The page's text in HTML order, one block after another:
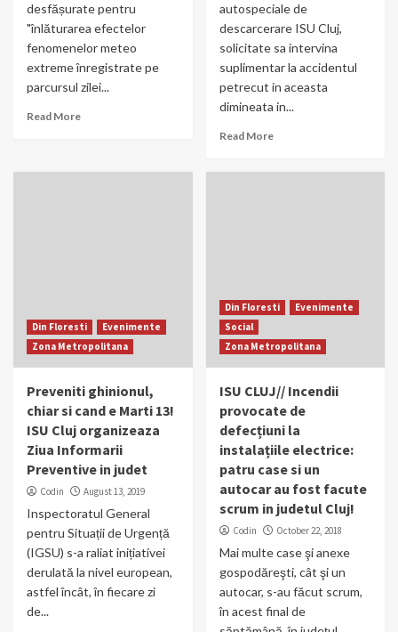
desfășurate pentru
"înlăturarea efectelor
fenomenelor meteo
extreme înregistrate pe
parcursul zilei...
Read More
autospeciale de
descarcerare ISU Cluj,
solicitate sa intervina
suplimentar la accidentul
petrecut in aceasta
dimineata in...
Read More
Din Floresti
Evenimente
Zona Metropolitana
Preveniti ghinionul,
chiar si cand e Marti 13!
ISU Cluj organizeaza
Ziua Informarii
Preventive in judet
Codin August 13, 2019
Inspectoratul General
pentru Situații de Urgență
(IGSU) s-a raliat inițiativei
derulată la nivel european,
astfel încât, în fiecare zi
de...
Din Floresti
Evenimente
Social
Zona Metropolitana
ISU CLUJ// Incendii
provocate de
defecțiuni la
instalațiile electrice:
patru case si un
autocar au fost facute
scrum in judetul Cluj!
Codin October 22, 2018
Mai multe case şi anexe
gospodăreşti, cât şi un
autocar, s-au făcut scrum,
în acest final de